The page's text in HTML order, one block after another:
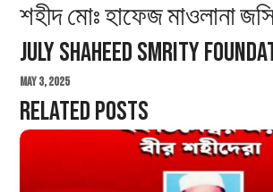
শহীদ মোঃ হাফেজ মাওলানা
July Shaheed Smrity
May 3, 2025
Related Posts